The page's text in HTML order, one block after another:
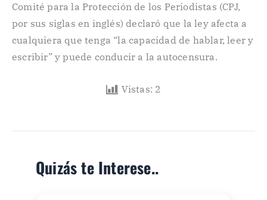
Comité para la Protección de los Periodistas (CPJ,
por sus siglas en inglés) declaró que la ley afecta a
cualquiera que tenga “la capacidad de hablar, leer y
escribir” y puede conducir a la autocensura.
Vistas: 2
Quizás te Interese..